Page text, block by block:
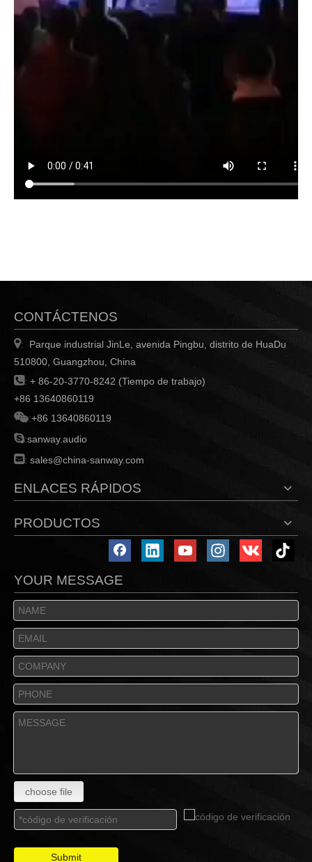
CONTÁCTENOS
:
Parque industrial JinLe, avenida Pingbu, distrito de HuaDu
510800, Guangzhou, China
: + 86-20-3770-8242 (Tiempo de trabajo)
+86 13640860119
:+86 13640860119
:sanway.audio
: sales@china-sanway.com
ENLACES RÁPIDOS
PRODUCTOS
YOUR MESSAGE
choose file
Submit